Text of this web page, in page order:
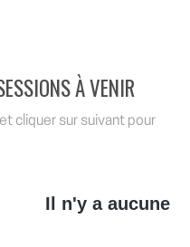
À VENIR
cliquer sur suivant pour